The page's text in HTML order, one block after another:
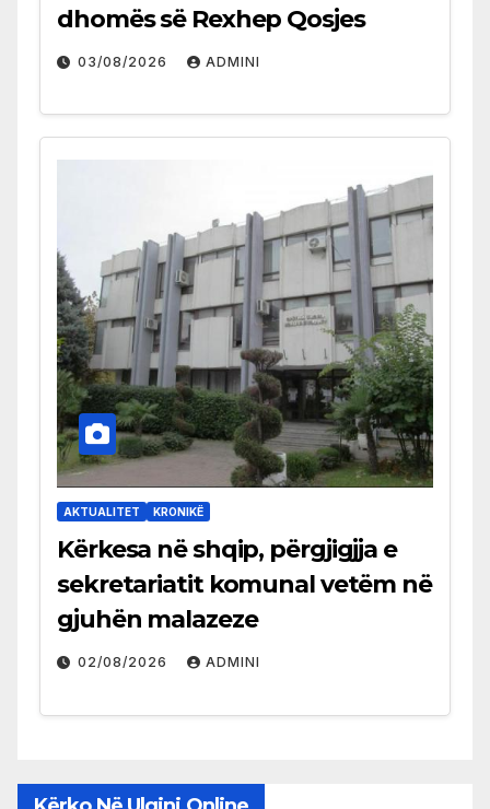
dhomës së Rexhep Qosjes
03/08/2026 ADMINI
AKTUALITET KRONIKË
Kërkesa në shqip, përgjigjja e
sekretariatit komunal vetëm në
gjuhën malazeze
02/08/2026 ADMINI